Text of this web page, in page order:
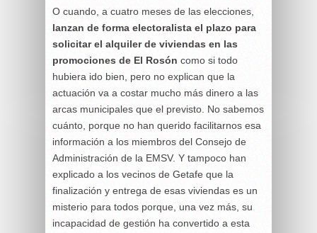
O cuando, a cuatro meses de las elecciones,
lanzan de forma electoralista el plazo para
solicitar el alquiler de viviendas en las
promociones de El Rosón como si todo
hubiera ido bien, pero no explican que la
actuación va a costar mucho más dinero a las
arcas municipales que el previsto. No sabemos
cuánto, porque no han querido facilitarnos esa
información a los miembros del Consejo de
Administración de la EMSV. Y tampoco han
explicado a los vecinos de Getafe que la
finalización y entrega de esas viviendas es un
misterio para todos porque, una vez más, su
incapacidad de gestión ha convertido a esta